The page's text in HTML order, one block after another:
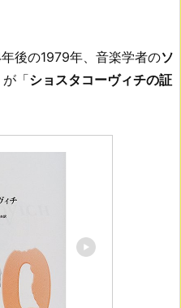
後の1979年、音楽学者のソ
が「ショスタコーヴィチの証